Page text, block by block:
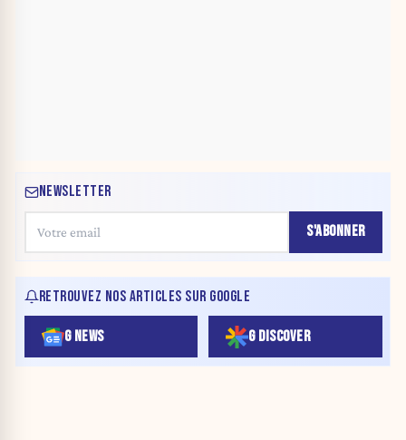
NEWSLETTER
S'ABONNER
RETROUVEZ NOS ARTICLES SUR GOOGLE
G NEWS G DISCOVER